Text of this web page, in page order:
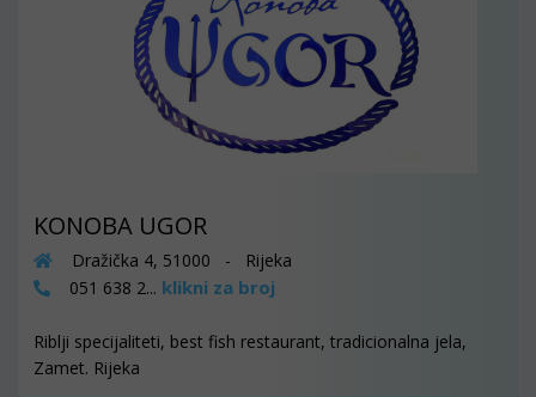
KONOBA UGOR
Dražička 4, 51000 - Rijeka
051 638 2... klikni za broj
Riblji specijaliteti, best fish restaurant, tradicionalna jela,
Zamet. Rijeka